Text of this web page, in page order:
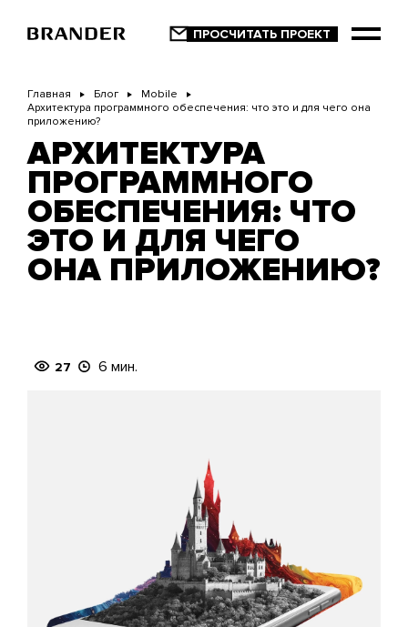
основному
Главная Блог
Mobile
Архитектура программного обеспечения: что это и для чего она
приложению?
АРХИТЕКТУРА
ПРОГРАММНОГО
ОБЕСПЕЧЕНИЯ: ЧТО
ЭТО И ДЛЯ ЧЕГО
ОНА ПРИЛОЖЕНИЮ?
27 6 мин.